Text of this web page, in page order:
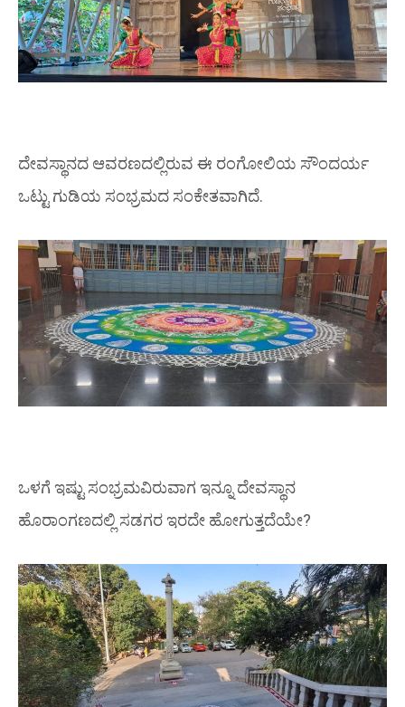
ದೇವಸ್ಥಾನದ ಆವರಣದಲ್ಲಿರುವ ಈ ರಂಗೋಲಿಯ ಸೌಂದರ್ಯ
ಒಟ್ಟು ಗುಡಿಯ ಸಂಭ್ರಮದ ಸಂಕೇತವಾಗಿದೆ.
ಒಳಗೆ ಇಷ್ಟು ಸಂಭ್ರಮವಿರುವಾಗ ಇನ್ನೂ ದೇವಸ್ಥಾನ
ಹೊರಾಂಗಣದಲ್ಲಿ ಸಡಗರ ಇರದೇ ಹೋಗುತ್ತದೆಯೇ?